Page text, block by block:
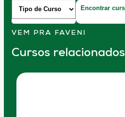
VEM PRA FAVENI
Cursos relacionados